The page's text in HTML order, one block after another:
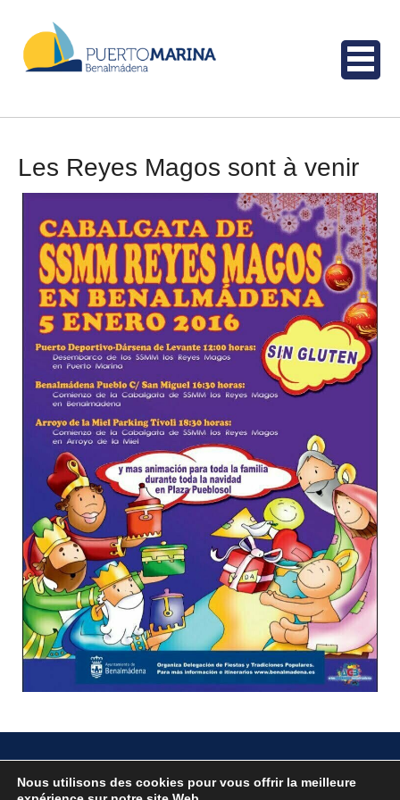
Les Reyes Magos sont à venir
Localité
Nous utilisons des cookies pour vous offrir la meilleure